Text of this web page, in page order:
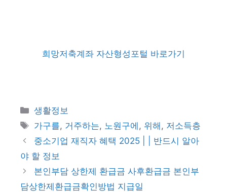
희망저축계좌 자산형성포털 바로가기
카
테
리
생활정보
태
그
가구를, 거주하는, 노원구에 , 위해 , 저소득층
중소기업 재직자 혜택 2025 | | 반드시 알아
야 할 정보
본인부담 상한제 환급금 사후환급금 본인부
담상한제환급금확인방법 지급일